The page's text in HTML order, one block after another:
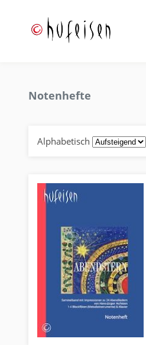
Notenhefte
Alphabetisch